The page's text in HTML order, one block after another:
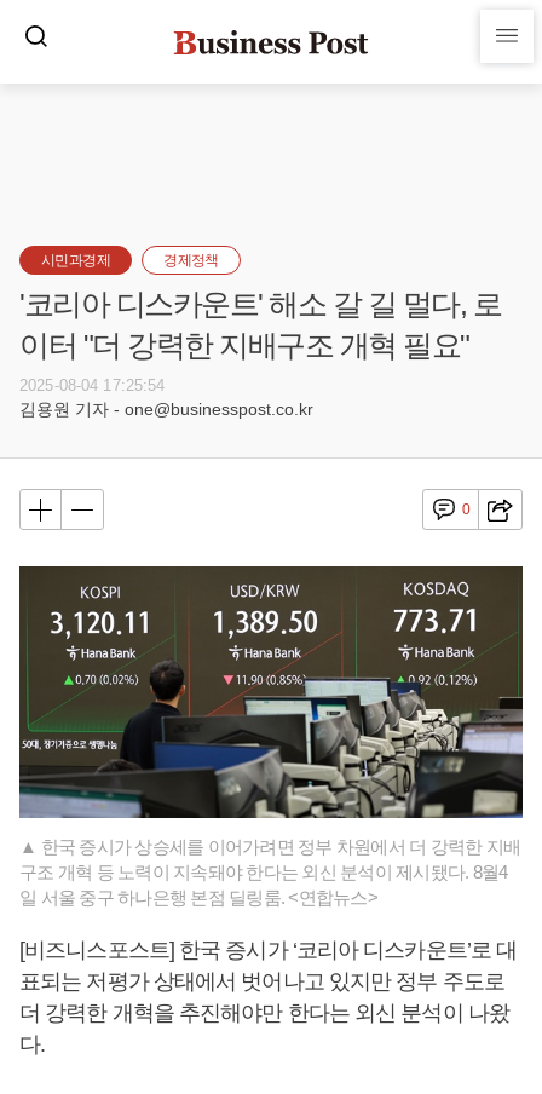
시민과경제 경제정책
'코리아 디스카운트' 해소 갈 길 멀다, 로
이터 "더 강력한 지배구조 개혁 필요"
2025-08-04 17:25:54
김용원 기자 - one@businesspost.co.kr
0
▲ 한국 증시가 상승세를 이어가려면 정부 차원에서 더 강력한 지배
구조 개혁 등 노력이 지속돼야 한다는 외신 분석이 제시됐다. 8월4
일 서울 중구 하나은행 본점 딜링룸. <연합뉴스>
[비즈니스포스트] 한국 증시가 ‘코리아 디스카운트’로 대
표되는 저평가 상태에서 벗어나고 있지만 정부 주도로
더 강력한 개혁을 추진해야만 한다는 외신 분석이 나왔
다.